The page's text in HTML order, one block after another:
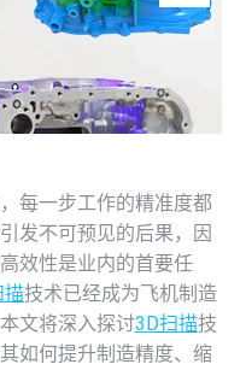
每一步工作的精准度都
发不可预见的后果，因
效性是业内的首要任
描技术已经成为飞机制造
文将深入探讨3D扫描技
如何提升制造精度、缩